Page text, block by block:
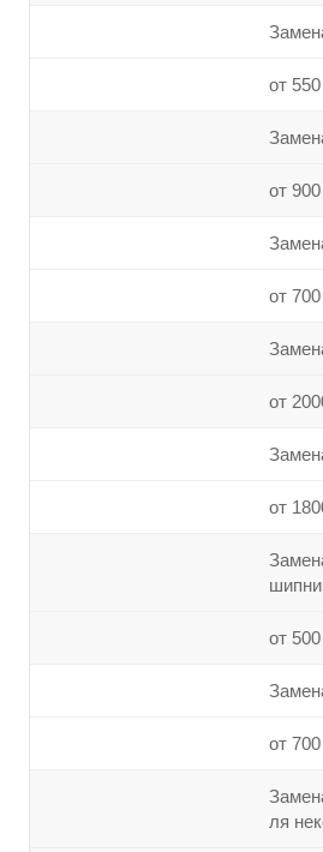
от
от
от
от
от
от
от
ля